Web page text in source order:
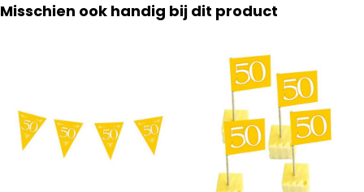
Misschien ook handig bij dit product